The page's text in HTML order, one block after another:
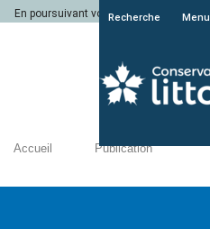
En poursuivant votre navigation sur le
Recherche Menu
Accueil Publication